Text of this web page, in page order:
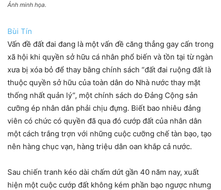
Ảnh minh họa.
Bùi Tín
Vấn đề đất đai đang là một vấn đề căng thẳng gay cấn trong
xã hội khi quyền sở hữu cá nhân phổ biến và tồn tại từ ngàn
xưa bị xóa bỏ để thay bằng chính sách “đất đai ruộng đất là
thuộc quyền sở hữu của toàn dân do Nhà nước thay mặt
thống nhất quản lý”, một chính sách do Ðảng Cộng sản
cưỡng ép nhân dân phải chịu đựng. Biết bao nhiêu đảng
viên có chức có quyền đã qua đó cướp đất của nhân dân
một cách trắng trợn với những cuộc cưỡng chế tàn bạo, tạo
nên hàng chục vạn, hàng triệu dân oan khắp cả nước.
Sau chiến tranh kéo dài chấm dứt gần 40 năm nay, xuất
hiện một cuộc cướp đất không kém phần bạo ngược nhưng